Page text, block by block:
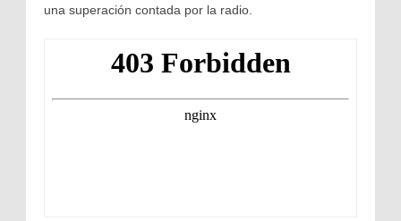
una superación contada por la radio.